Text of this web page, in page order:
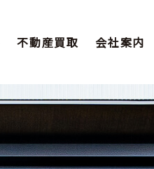
不動産買取 会社案内